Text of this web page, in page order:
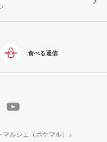
食べる通信
ルシェ（ポケマル）』